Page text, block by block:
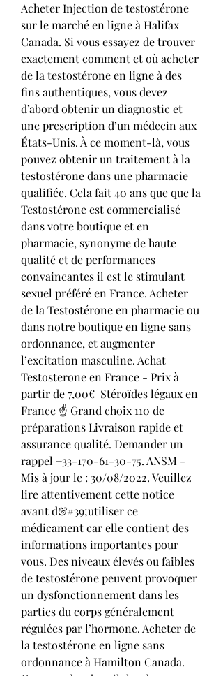
Acheter Injection de testostérone
sur le marché en ligne à Halifax
Canada. Si vous essayez de trouver
exactement comment et où acheter
de la testostérone en ligne à des
fins authentiques, vous devez
d’abord obtenir un diagnostic et
une prescription d’un médecin aux
États-Unis. À ce moment-là, vous
pouvez obtenir un traitement à la
testostérone dans une pharmacie
qualifiée. Cela fait 40 ans que que la
Testostérone est commercialisé
dans votre boutique et en
pharmacie, synonyme de haute
qualité et de performances
convaincantes il est le stimulant
sexuel préféré en France. Acheter
de la Testostérone en pharmacie ou
dans notre boutique en ligne sans
ordonnance, et augmenter
l’excitation masculine. Achat
Testosterone en France - Prix à
partir de 7,00€  Stéroïdes légaux en
France ☝ Grand choix 110 de
préparations Livraison rapide et
assurance qualité. Demander un
rappel +33-170-61-30-75. ANSM -
Mis à jour le : 30/08/2022. Veuillez
lire attentivement cette notice
avant d&#39;utiliser ce
médicament car elle contient des
informations importantes pour
vous. Des niveaux élevés ou faibles
de testostérone peuvent provoquer
un dysfonctionnement dans les
parties du corps généralement
régulées par l’hormone. Acheter de
la testostérone en ligne sans
ordonnance à Hamilton Canada.